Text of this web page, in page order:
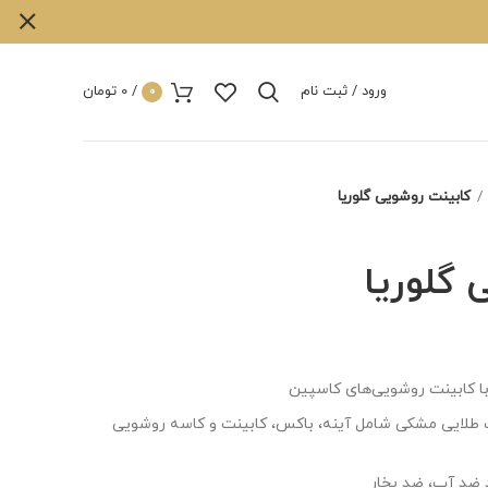
ورود / ثبت نام 0
/
0 تومان
کابینت روشویی گلوریا
کابینت روشویی‌های کاسپین
طلایی مشکی شامل آینه، باکس، کابینت و کاسه روشویی
آب، ضد بخار